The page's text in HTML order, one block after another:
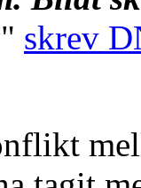
" skrev